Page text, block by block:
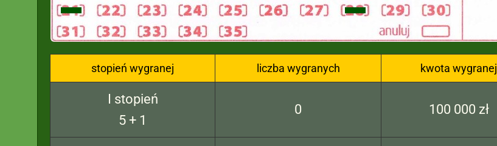
stopień wygranej liczba wygranych kwota wygranej
I stopień
5 + 1
0 100 000 zł